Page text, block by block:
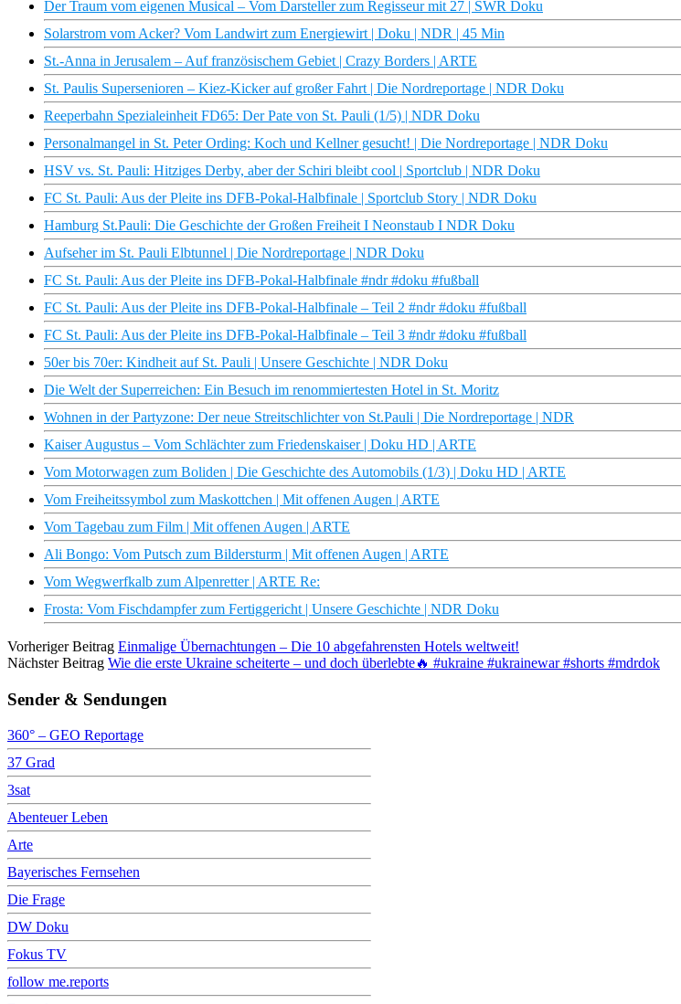
Der Traum vom eigenen Musical – Vom Darsteller zum Regisseur mit 27 | SWR Doku
Solarstrom vom Acker? Vom Landwirt zum Energiewirt | Doku | NDR | 45 Min
St.-Anna in Jerusalem – Auf französischem Gebiet | Crazy Borders | ARTE
St. Paulis Supersenioren – Kiez-Kicker auf großer Fahrt | Die Nordreportage | NDR Doku
Reeperbahn Spezialeinheit FD65: Der Pate von St. Pauli (1/5) | NDR Doku
Personalmangel in St. Peter Ording: Koch und Kellner gesucht! | Die Nordreportage | NDR Doku
HSV vs. St. Pauli: Hitziges Derby, aber der Schiri bleibt cool | Sportclub | NDR Doku
FC St. Pauli: Aus der Pleite ins DFB-Pokal-Halbfinale | Sportclub Story | NDR Doku
Hamburg St.Pauli: Die Geschichte der Großen Freiheit I Neonstaub I NDR Doku
Aufseher im St. Pauli Elbtunnel | Die Nordreportage | NDR Doku
FC St. Pauli: Aus der Pleite ins DFB-Pokal-Halbfinale #ndr #doku #fußball
FC St. Pauli: Aus der Pleite ins DFB-Pokal-Halbfinale – Teil 2 #ndr #doku #fußball
FC St. Pauli: Aus der Pleite ins DFB-Pokal-Halbfinale – Teil 3 #ndr #doku #fußball
50er bis 70er: Kindheit auf St. Pauli | Unsere Geschichte | NDR Doku
Die Welt der Superreichen: Ein Besuch im renommiertesten Hotel in St. Moritz
Wohnen in der Partyzone: Der neue Streitschlichter von St.Pauli | Die Nordreportage | NDR
Kaiser Augustus – Vom Schlächter zum Friedenskaiser | Doku HD | ARTE
Vom Motorwagen zum Boliden | Die Geschichte des Automobils (1/3) | Doku HD | ARTE
Vom Freiheitssymbol zum Maskottchen | Mit offenen Augen | ARTE
Vom Tagebau zum Film | Mit offenen Augen | ARTE
Ali Bongo: Vom Putsch zum Bildersturm | Mit offenen Augen | ARTE
Vom Wegwerfkalb zum Alpenretter | ARTE Re:
Frosta: Vom Fischdampfer zum Fertiggericht | Unsere Geschichte | NDR Doku
Vorheriger Beitrag Einmalige Übernachtungen – Die 10 abgefahrensten Hotels weltweit!
Nächster Beitrag Wie die erste Ukraine scheiterte – und doch überlebte🔥 #ukraine #ukrainewar #shorts #mdrdok
Sender & Sendungen
360° – GEO Reportage
37 Grad
3sat
Abenteuer Leben
Arte
Bayerisches Fernsehen
Die Frage
DW Doku
Fokus TV
follow me.reports